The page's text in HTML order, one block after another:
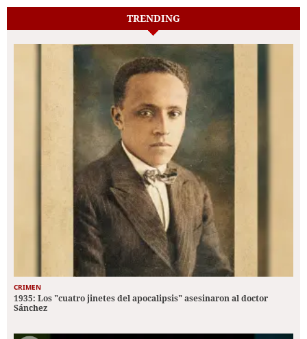
TRENDING
CRIMEN
1935: Los "cuatro jinetes del apocalipsis" asesinaron al doctor
Sánchez